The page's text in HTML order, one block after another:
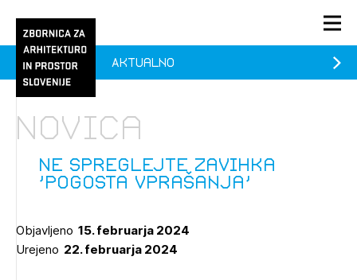
PRIJAVA
Članstvo
Praksa
O ZAPS
1/1
Pozdravljeni
Ne spreglejte zavihka
'Pogosta vprašanja'
Novica
Aktualno
Objavljeno 15. februarja 2024
Urejeno 22. februarja 2024
1/2
Prijava na novičnik
Novičnike. Označite svojo izbiro.
Novičnike vam bomo pošiljali na vaš elektronski naslov.